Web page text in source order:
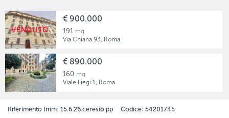
Appartamento
in
Residenziale
€ 900.000
191 mq
Via Chiana 93, Roma
Appartamento
in
Residenziale
€ 890.000
160 mq
Viale Liegi 1, Roma
Riferimento Imm: 15.6.26.ceresio pp Codice: 54201745